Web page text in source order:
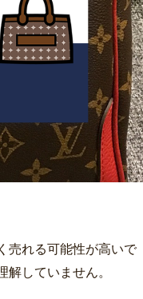
売れる可能性が高いで
していません。